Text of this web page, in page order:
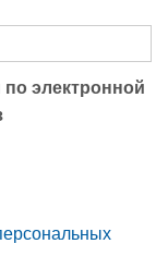
электронной